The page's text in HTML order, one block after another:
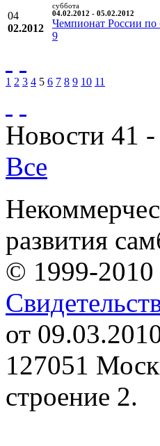
04
02.2012
суббота
04.02.2012 - 05.02.2012
Чемпионат России по
9
1 2 3 4 5 6 7 8 9 10 11
Новости 41
Все
развития
© 1999-
от
127051
строение 2.